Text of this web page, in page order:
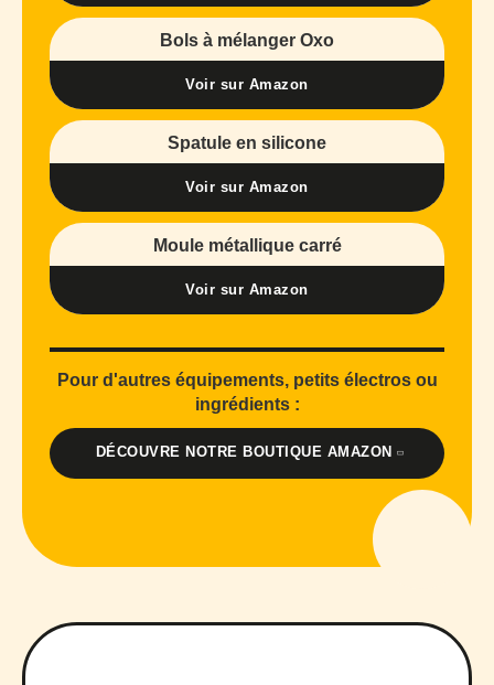
Bols à mélanger Oxo
Voir sur Amazon
Spatule en silicone
Voir sur Amazon
Moule métallique carré
Voir sur Amazon
Pour d'autres équipements, petits électros ou
ingrédients :
DÉCOUVRE NOTRE BOUTIQUE AMAZON